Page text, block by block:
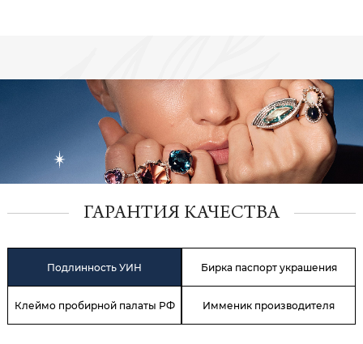
ГАРАНТИЯ КАЧЕСТВА
Подлинность УИН Бирка паспорт украшения
Клеймо пробирной палаты РФ Имменик производителя